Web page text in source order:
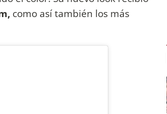
como así también los más